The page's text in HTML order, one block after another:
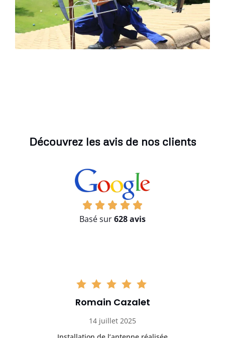
Découvrez les avis de nos clients
Basé sur628 avis
Romain Cazalet
14 juillet 2025